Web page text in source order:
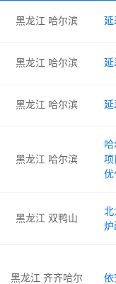
黑龙江 哈尔滨
黑龙江 哈尔滨
黑龙江 哈尔滨
黑龙江 哈尔滨
项
优
黑龙江 双鸭山
北
炉
黑龙江 齐齐哈尔 依